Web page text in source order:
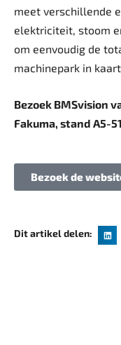
meet verschillende
elektriciteit, stoom
om eenvoudig de
machinepark in
Bezoek BMSvision
Fakuma, stand A5-
Bezoek de
Dit artikel delen: